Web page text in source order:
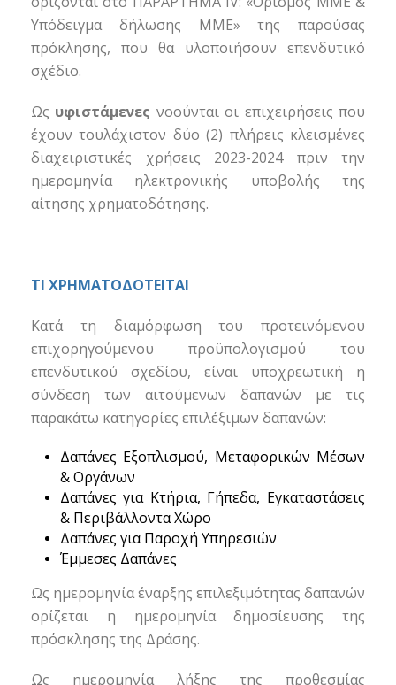
Υπόδειγμα δήλωσης ΜΜΕ» της παρούσας
πρόκλησης, που θα υλοποιήσουν επενδυτικό
σχέδιο.
Ως υφιστάμενες νοούνται οι επιχειρήσεις που
έχουν τουλάχιστον δύο (2) πλήρεις κλεισμένες
διαχειριστικές χρήσεις 2023-2024 πριν την
ημερομηνία ηλεκτρονικής υποβολής της
αίτησης χρηματοδότησης.
ΤΙ ΧΡΗΜΑΤΟΔΟΤΕΙΤΑΙ
Κατά τη διαμόρφωση του προτεινόμενου
επιχορηγούμενου προϋπολογισμού του
επενδυτικού σχεδίου, είναι υποχρεωτική η
σύνδεση των αιτούμενων δαπανών με τις
παρακάτω κατηγορίες επιλέξιμων δαπανών:
Δαπάνες Εξοπλισμού, Μεταφορικών Μέσων
& Οργάνων
Δαπάνες για Κτήρια, Γήπεδα, Εγκαταστάσεις
& Περιβάλλοντα Χώρο
Δαπάνες για Παροχή Υπηρεσιών
Έμμεσες Δαπάνες
Ως ημερομηνία έναρξης επιλεξιμότητας δαπανών
ορίζεται η ημερομηνία δημοσίευσης της
πρόσκλησης της Δράσης.
Ως ημερομηνία λήξης της προθεσμίας